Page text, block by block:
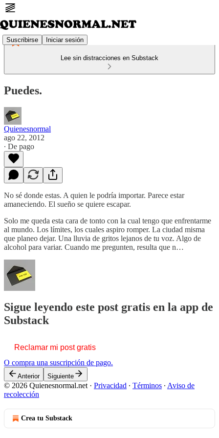
Suscribirse Iniciar sesión
Lee sin distracciones en Substack
Puedes.
Quienesnormal
ago 22, 2012
∙ De pago
No sé donde estas. A quien le podría importar. Parece estar
amaneciendo. El sueño se quiere escapar.
Solo me queda esta cara de tonto con la cual tengo que enfrentarme
al mundo. Los límites, los cuales aspiro romper. La ciudad misma
que planeo dejar. Una lluvia de gritos lejanos de tu voz. Algo de
alcohol para variar. Cuando me pregunten, resulta que n…
Sigue leyendo este post gratis en la app de
Substack
Reclamar mi post gratis
O compra una suscripción de pago.
Anterior Siguiente
© 2026 Quienesnormal.net · Privacidad ∙ Términos ∙ Aviso de
recolección
Crea tu Substack